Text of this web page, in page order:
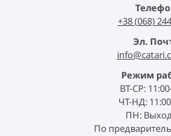
+38 (068)
Эл.
Режим
ВТ-СР:
ЧТ-НД:
ПН:
По